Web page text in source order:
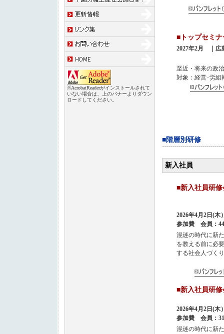
※AcrobatReaderがインストールされて
いない場合は、上のバナーよりダウン
ロードしてください。
■トップ
2027年2月 ｜広
至近・将来の政
対象：経営･労組
■階層別研修
新入社員
■新入社員
2026年4月2日(木
参加費 会員：
混迷の時代に新
を教える前に必
する社会人づく
■新入社員
2026年4月2日(木
参加費 会員：
混迷の時代に新